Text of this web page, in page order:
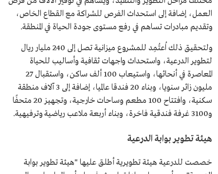
العمل، إضافة إلى استحداث الفرص للشراكة مع القطاع الخاص،
وتقديم مبادرات تساهم في رفع مستوى جودة الحياة في المنطقة.
ولتحقيق ذلك اُعتُمِد للمشروع ميزانية تصل إلى 240 مليار ريال
لتطوير الدرعية، واستحداث واجهات ثقافية وأساليب للحياة
المعاصرة في أنحائها، واستيعاب 100 ألف ساكن، واستقبال 27
مليون زائر سنويا، وبناء 20 فندقا عالميا، إضافة إلى 3 آلاف منطقة
سكنية، وافتتاح 100 مطعم وساحات خارجية، وتجهيز 20 متحفًا
و3100 غرفة فندقية فاخرة، وبناء أربعة ملاعب رياضية وترفيهية.
هيئة تطوير بوابة الدرعية
خصصت للدرعية هيئة تطويرية أطلق عليها "هيئة تطوير بوابة